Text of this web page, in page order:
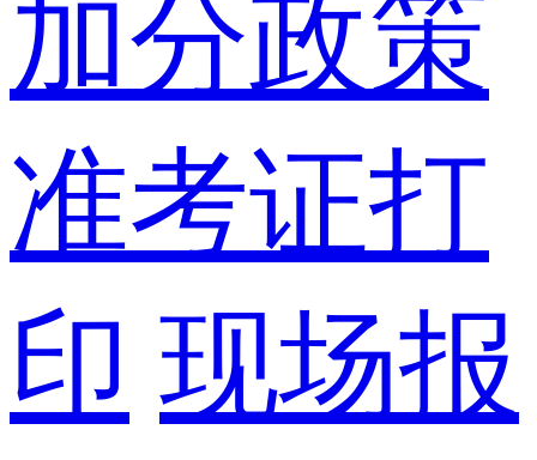
加分政策
准考证打
印 现场报